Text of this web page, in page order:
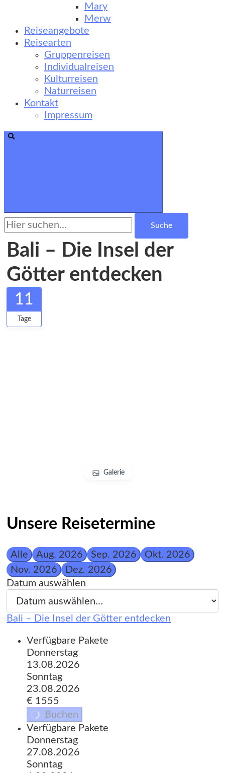
Mary
Merw
Reiseangebote
Reisearten
Gruppenreisen
Individualreisen
Kulturreisen
Naturreisen
Kontakt
Impressum
Suche
nach:
Bali – Die Insel der
Götter entdecken
11
Tage
Galerie
Unsere Reisetermine
Alle Aug. 2026 Sep. 2026
Okt. 2026
Nov. 2026
Dez. 2026
Datum auswählen
Bali – Die Insel der Götter entdecken
Verfügbare Pakete
Donnerstag
13.08.2026
Sonntag
23.08.2026
€ 1555
Buchen
Verfügbare Pakete
Donnerstag
27.08.2026
Sonntag